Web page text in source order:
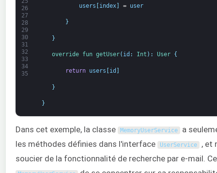
26
27
28
29
30
31
32
33
34
35
users [index] = user
}
}
override fun getUser( id : Int ) : User {
return users id
}
}
Dans cet exemple, la classe MemoryUserService a
les méthodes définies dans l'interface
UserService , et
soucier de la fonctionnalité de recherche par e-mail.